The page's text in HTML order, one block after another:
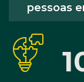
pessoas